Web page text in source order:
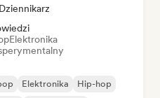
Elektronika
Elektronika
Hip-hop